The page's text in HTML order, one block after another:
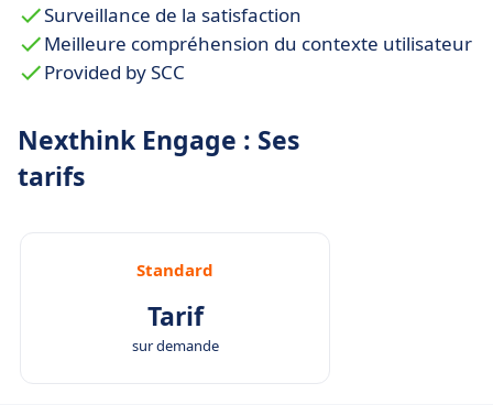
Surveillance de la satisfaction
Meilleure compréhension du contexte utilisateur
Provided by SCC
Nexthink Engage : Ses
tarifs
Standard
Tarif
sur demande